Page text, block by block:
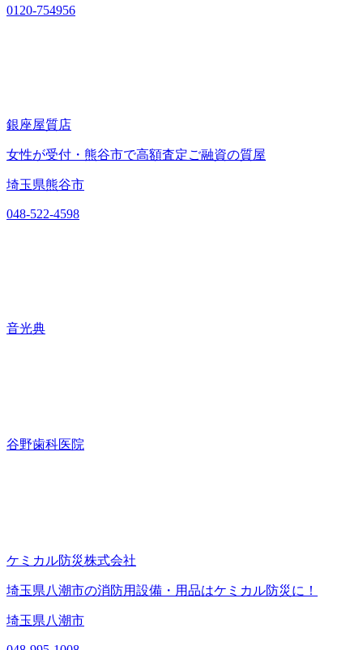
0120-754956
銀座屋質店
女性が受付・熊谷市で高額査定ご融資の質屋
埼玉県熊谷市
048-522-4598
音光典
谷野歯科医院
ケミカル防災株式会社
埼玉県八潮市の消防用設備・用品はケミカル防災に！
埼玉県八潮市